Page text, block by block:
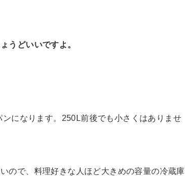
うどいいですよ。
になります。250L前後でも小さくはありませ
ので、料理好きな人ほど大きめの容量の冷蔵庫